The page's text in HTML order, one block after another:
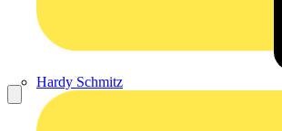
Hardy Schmitz